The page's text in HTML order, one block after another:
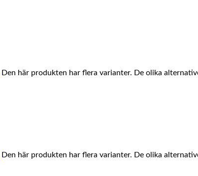
Den här produkten har flera varianter. De olika
Den här produkten har flera varianter. De olika